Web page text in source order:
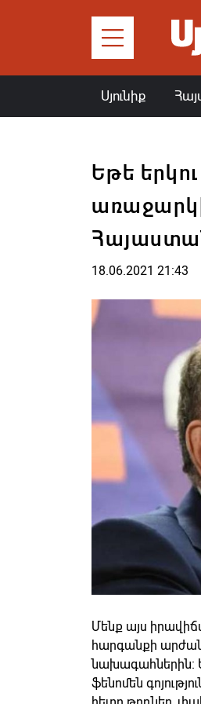
Սյունիք
Եթե
18.06.2021 21:43
Մենք այս
հարգանքի
նախագահներին։
ֆենոմեն